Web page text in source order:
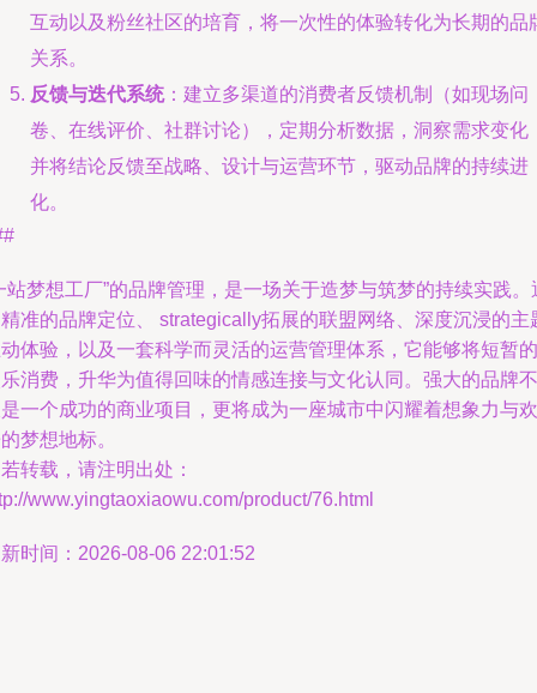
互动以及粉丝社区的培育，将一次性的体验转化为长期的品
关系。
反馈与迭代系统：建立多渠道的消费者反馈机制（如现场问
卷、在线评价、社群讨论），定期分析数据，洞察需求变化
并将结论反馈至战略、设计与运营环节，驱动品牌的持续进
化。
站梦想工厂”的品牌管理，是一场关于造梦与筑梦的持续实践。
准的品牌定位、 strategically拓展的联盟网络、深度沉浸的主
体验，以及一套科学而灵活的运营管理体系，它能够将短暂的
消费，升华为值得回味的情感连接与文化认同。强大的品牌不
一个成功的商业项目，更将成为一座城市中闪耀着想象力与欢
梦想地标。
转载，请注明出处：
www.yingtaoxiaowu.com/product/76.html
时间：2026-08-06 22:01:52